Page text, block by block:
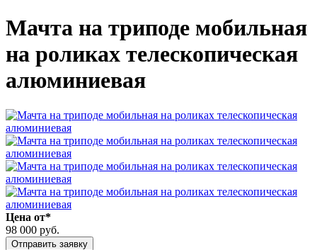
Мачта на триподе мобильная
на роликах телескопическая
алюминиевая
Цена от*
98 000 руб.
Отправить заявку